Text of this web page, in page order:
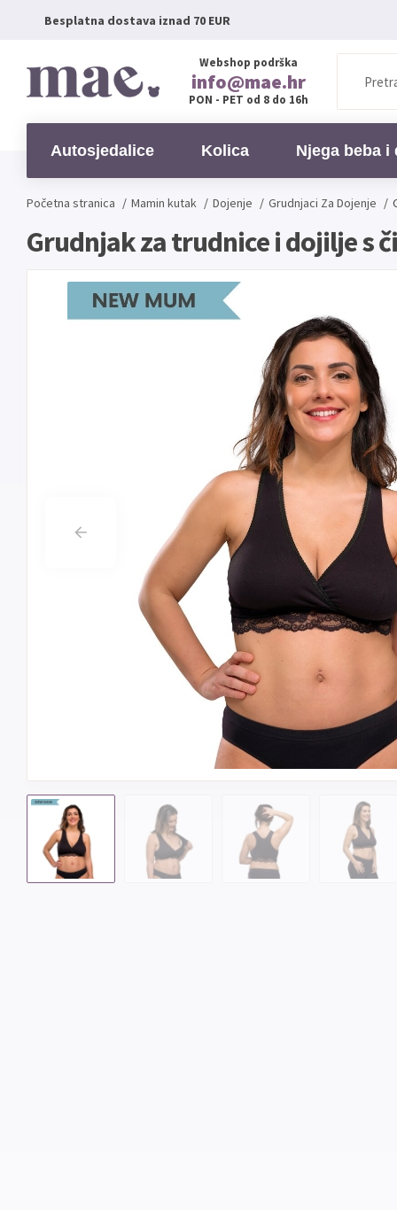
Besplatna dostava iznad 70 EUR
Webshop podrška
info@mae.hr
PON - PET od 8 do 16h
Autosjedalice Kolica Njega beba i
Početna stranica / Mamin kutak / Dojenje / Grudnjaci Za Dojenje /
Grudnjak za trudnice i dojilje s